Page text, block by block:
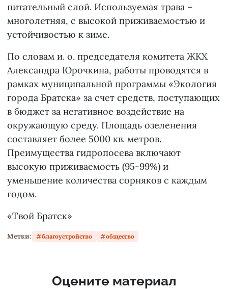
питательный слой. Используемая трава –
многолетняя, с высокой приживаемостью и
устойчивостью к зиме.
По словам и. о. председателя комитета ЖКХ
Александра Юрочкина, работы проводятся в
рамках муниципальной программы «Экология
города Братска» за счет средств, поступающих
в бюджет за негативное воздействие на
окружающую среду. Площадь озеленения
составляет более 5000 кв. метров.
Преимущества гидропосева включают
высокую приживаемость (95-99%) и
уменьшение количества сорняков с каждым
годом.
«Твой Братск»
Метки: благоустройство общество
Оцените материал